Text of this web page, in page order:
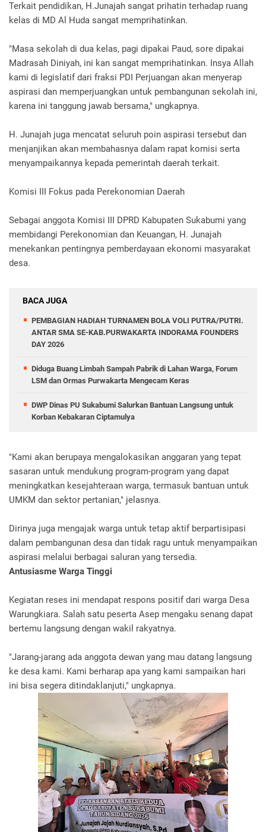
Terkait pendidikan, H.Junajah sangat prihatin terhadap ruang
kelas di MD Al Huda sangat memprihatinkan.
"Masa sekolah di dua kelas, pagi dipakai Paud, sore dipakai
Madrasah Diniyah, ini kan sangat memprihatinkan. Insya Allah
kami di legislatif dari fraksi PDI Perjuangan akan menyerap
aspirasi dan memperjuangkan untuk pembangunan sekolah ini,
karena ini tanggung jawab bersama," ungkapnya.
H. Junajah juga mencatat seluruh poin aspirasi tersebut dan
menjanjikan akan membahasnya dalam rapat komisi serta
menyampaikannya kepada pemerintah daerah terkait.
Komisi III Fokus pada Perekonomian Daerah
Sebagai anggota Komisi III DPRD Kabupaten Sukabumi yang
membidangi Perekonomian dan Keuangan, H. Junajah
menekankan pentingnya pemberdayaan ekonomi masyarakat
desa.
BACA JUGA
PEMBAGIAN HADIAH TURNAMEN BOLA VOLI PUTRA/PUTRI.
ANTAR SMA SE-KAB.PURWAKARTA INDORAMA FOUNDERS
DAY 2026
Diduga Buang Limbah Sampah Pabrik di Lahan Warga, Forum
LSM dan Ormas Purwakarta Mengecam Keras
DWP Dinas PU Sukabumi Salurkan Bantuan Langsung untuk
Korban Kebakaran Ciptamulya
"Kami akan berupaya mengalokasikan anggaran yang tepat
sasaran untuk mendukung program-program yang dapat
meningkatkan kesejahteraan warga, termasuk bantuan untuk
UMKM dan sektor pertanian," jelasnya.
Dirinya juga mengajak warga untuk tetap aktif berpartisipasi
dalam pembangunan desa dan tidak ragu untuk menyampaikan
aspirasi melalui berbagai saluran yang tersedia.
Antusiasme Warga Tinggi
Kegiatan reses ini mendapat respons positif dari warga Desa
Warungkiara. Salah satu peserta Asep mengaku senang dapat
bertemu langsung dengan wakil rakyatnya.
"Jarang-jarang ada anggota dewan yang mau datang langsung
ke desa kami. Kami berharap apa yang kami sampaikan hari
ini bisa segera ditindaklanjuti," ungkapnya.